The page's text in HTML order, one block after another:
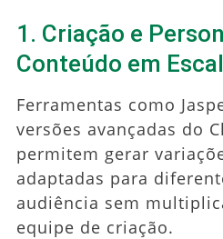
1. Criação e
Conteúdo em
Ferramentas como
versões avançadas do
permitem gerar
adaptadas para
audiência sem
equipe de criação.